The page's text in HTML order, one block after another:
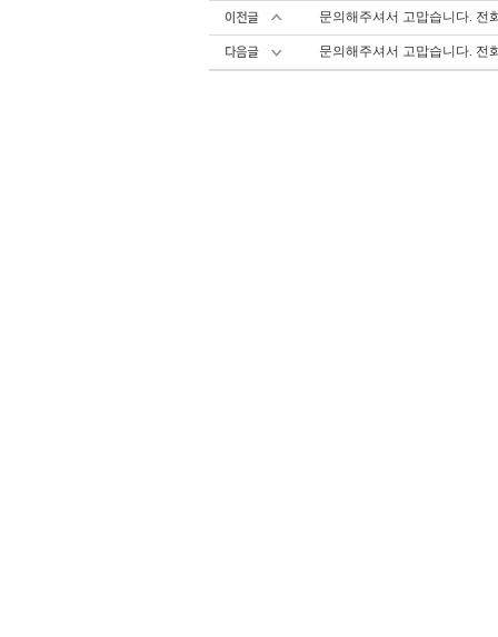
문의해주셔서 고맙습니다. 전
문의해주셔서 고맙습니다. 전